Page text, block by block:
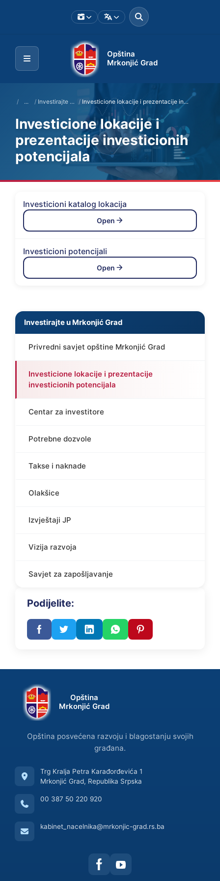
Opština
Mrkonjić Grad
/ ... / Investirajte u Mrkonjić Grad / Investicione lokacije i prezentacije investicionih potencijala
Investicione lokacije i
prezentacije investicionih
potencijala
Investicioni katalog lokacija
Open
Investicioni potencijali
Open
Investirajte u Mrkonjić Grad
Privredni savjet opštine Mrkonjić Grad
Investicione lokacije i prezentacije
investicionih potencijala
Centar za investitore
Potrebne dozvole
Takse i naknade
Olakšice
Izvještaji JP
Vizija razvoja
Savjet za zapošljavanje
Podijelite:
Opština
Mrkonjić Grad
Opština posvećena razvoju i blagostanju svojih
građana.
Trg Kralja Petra Karađorđevića 1
Mrkonjić Grad, Republika Srpska
00 387 50 220 920
kabinet_nacelnika@mrkonjic-grad.rs.ba